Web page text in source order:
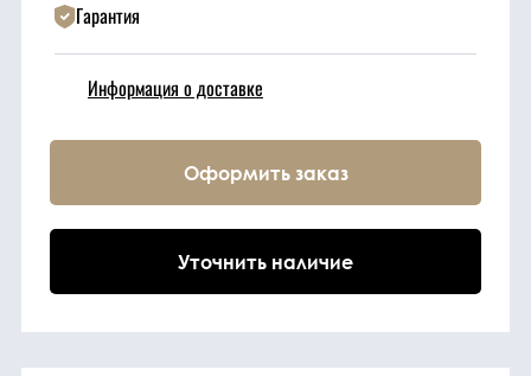
Режущие
элементы
элементы
Ходовые части
Электрическая
Гарантия
Информация о доставке
Оформить заказ
Уточнить наличие